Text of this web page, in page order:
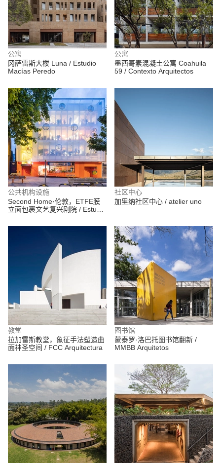
公寓
冈萨雷斯大楼 Luna / Estudio
Macías Peredo
公寓
墨西哥素混凝土公寓 Coahuila
59 / Contexto Arquitectos
公共机构设施
Second Home·伦敦，ETFE膜
立面包裹文艺复兴剧院 / Estudio
社区中心
加里纳社区中心 / atelier uno
教堂
拉加雷斯教堂，象征手法塑造曲
面神圣空间 / FCC Arquitectura
图书馆
蒙泰罗·洛巴托图书馆翻新 /
MMBB Arquitetos